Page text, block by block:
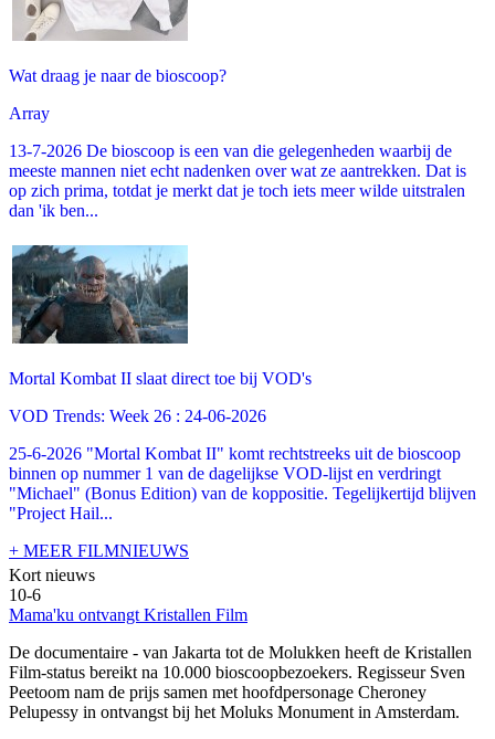
Wat draag je naar de bioscoop?
Array
13-7-2026 De bioscoop is een van die gelegenheden waarbij de
meeste mannen niet echt nadenken over wat ze aantrekken. Dat is
op zich prima, totdat je merkt dat je toch iets meer wilde uitstralen
dan 'ik ben...
Mortal Kombat II slaat direct toe bij VOD's
VOD Trends: Week 26 : 24-06-2026
25-6-2026 "Mortal Kombat II" komt rechtstreeks uit de bioscoop
binnen op nummer 1 van de dagelijkse VOD-lijst en verdringt
"Michael" (Bonus Edition) van de koppositie. Tegelijkertijd blijven
"Project Hail...
+ MEER FILMNIEUWS
Kort nieuws
10-6
Mama'ku ontvangt Kristallen Film
De documentaire - van Jakarta tot de Molukken heeft de Kristallen
Film-status bereikt na 10.000 bioscoopbezoekers. Regisseur Sven
Peetoom nam de prijs samen met hoofdpersonage Cheroney
Pelupessy in ontvangst bij het Moluks Monument in Amsterdam.